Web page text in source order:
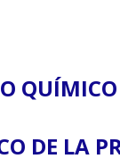
QUÍMICO
DE LA